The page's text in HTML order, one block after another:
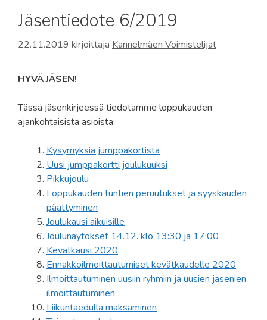
Jäsentiedote 6/2019
22.11.2019 kirjoittaja Kannelmäen Voimistelijat
HYVÄ JÄSEN!
Tässä jäsenkirjeessä tiedotamme loppukauden
ajankohtaisista asioista:
Kysymyksiä jumppakortista
Uusi jumppakortti joulukuuksi
Pikkujoulu
Loppukauden tuntien peruutukset ja syyskauden
päättyminen
Joulukausi aikuisille
Joulunäytökset 14.12. klo 13:30 ja 17:00
Kevätkausi 2020
Ennakkoilmoittautumiset kevätkaudelle 2020
Ilmoittautuminen uusiin ryhmiin ja uusien jäsenien
ilmoittautuminen
Liikuntaedulla maksaminen